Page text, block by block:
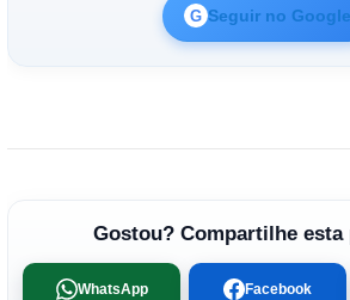
G Seguir no Google
Gostou? Compartilhe esta
WhatsApp Facebook